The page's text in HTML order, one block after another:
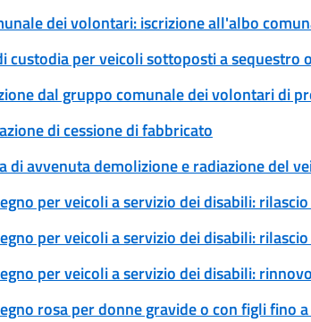
dei volontari: iscrizione all'albo
custodia per veicoli sottoposti a
dal gruppo comunale dei volontari di
di cessione di fabbricato
di avvenuta demolizione e radiazione del
per veicoli a servizio dei disabili:
per veicoli a servizio dei disabili:
per veicoli a servizio dei disabili:
rosa per donne gravide o con figli fino